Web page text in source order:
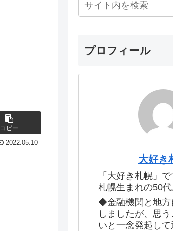
コピー
2022.05.10
プロフィール
大好き
「大好き札幌」で
札幌生まれの50代
◆金融機関と地方
しましたが、思
いと一念発起し